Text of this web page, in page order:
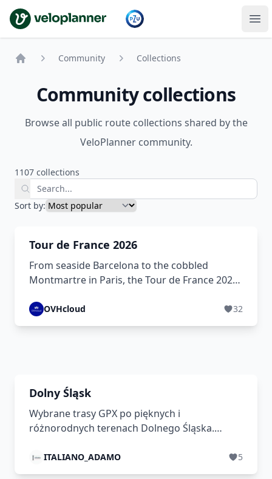
VeloPlanner
Community Collections
Community collections
Browse all public route collections shared by the
VeloPlanner community.
1107 collections
Sort by:
Tour de France 2026
From seaside Barcelona to the cobbled
Montmartre in Paris, the Tour de France 2026
Vosges and the Alps across 21 stages. Ride
the route section by section, check the stage
OVHcloud 32
Dolny Śląsk
Wybrane trasy GPX po pięknych i
różnorodnych terenach Dolnego Śląska.
terenowe i spokojne drogi tworzą bazę tras
do odkrywania regionu.
ITALIANO_ADAMO 5